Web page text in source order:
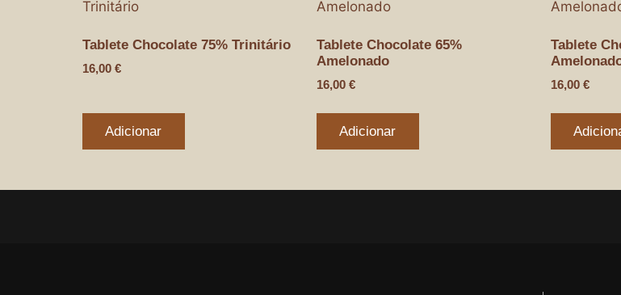
Tablete Chocolate 75% Trinitário
16,00 €
Adicionar
Tablete Chocolate 65%
Amelonado
16,00 €
Adicionar
Tablete
16,00 €